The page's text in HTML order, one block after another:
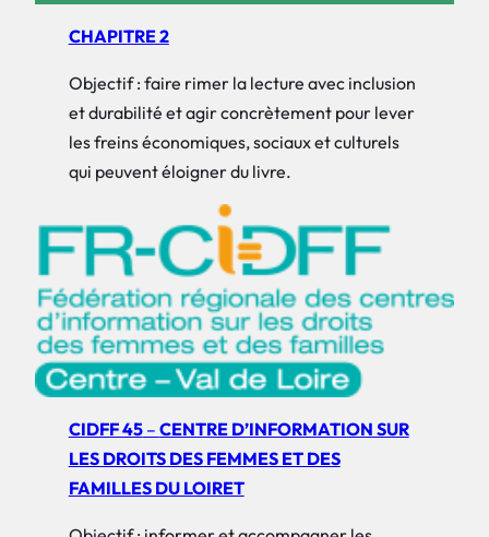
CHAPITRE 2
Objectif : faire rimer la lecture avec inclusion
et durabilité et agir concrètement pour lever
les freins économiques, sociaux et culturels
qui peuvent éloigner du livre.
CIDFF 45– CENTRE D’INFORMATION SUR
LES DROITS DES FEMMES ET DES
FAMILLES DU LOIRET